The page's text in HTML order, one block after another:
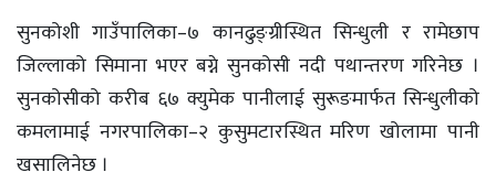
सुनकोशी गाउँपालिका–७ कानढुङ्ग्रीस्थित सिन्धुली र रामेछाप
जिल्लाको सिमाना भएर बग्ने सुनकोसी नदी पथान्तरण गरिनेछ ।
सुनकोसीको करीब ६७ क्युमेक पानीलाई सुरूङमार्फत सिन्धुलीको
कमलामाई नगरपालिका–२ कुसुमटारस्थित मरिण खोलामा पानी
खसालिनेछ ।